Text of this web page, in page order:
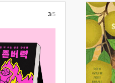
3/5